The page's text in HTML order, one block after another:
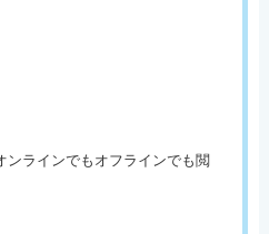
ンラインでもオフラインでも閲